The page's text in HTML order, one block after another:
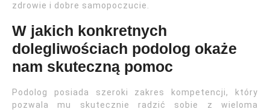
zdrowie i dobre samopoczucie.
W jakich konkretnych
dolegliwościach podolog okaże
nam skuteczną pomoc
Podolog posiada szeroki zakres kompetencji, który
pozwala mu skutecznie radzić sobie z wieloma